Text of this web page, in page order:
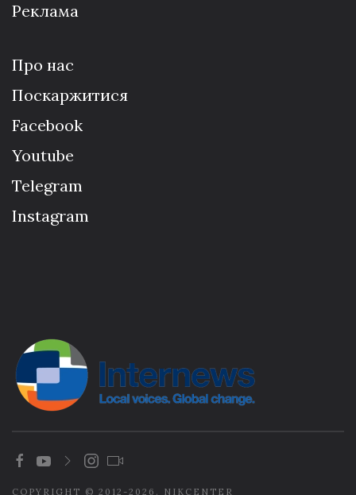
Реклама
Про нас
Поскаржитися
Facebook
Youtube
Telegram
Instagram
COPYRIGHT © 2012-2026. NIKCENTER